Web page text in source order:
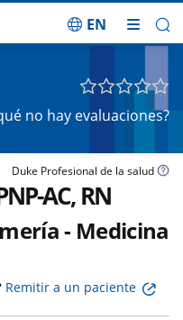
EN
no hay evaluaciones?
Duke Profesional de la salud
AC, RN
- Medicina
Remitir a un paciente